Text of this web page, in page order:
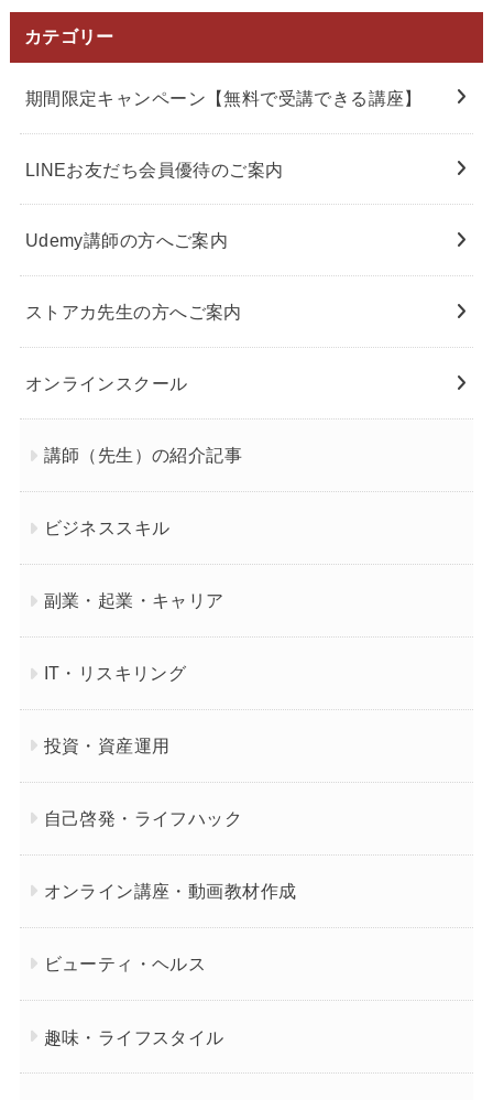
カテゴリー
期間限定キャンペーン【無料で受講できる講座】
LINEお友だち会員優待のご案内
Udemy講師の方へご案内
ストアカ先生の方へご案内
オンラインスクール
講師（先生）の紹介記事
ビジネススキル
副業・起業・キャリア
IT・リスキリング
投資・資産運用
自己啓発・ライフハック
オンライン講座・動画教材作成
ビューティ・ヘルス
趣味・ライフスタイル